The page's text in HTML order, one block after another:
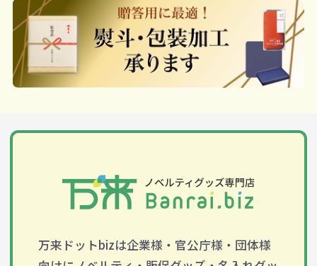
万来ドットbizは企業様・官公庁様・団体様